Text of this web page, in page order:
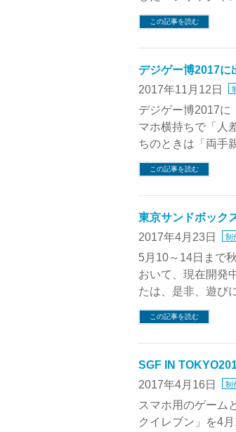
この記事を読む
デジゲー博2017に
2017年11月12日
デジゲー博2017
マホ横持ちで「人
ちのときは「両手
この記事を読む
東京サンドボック
2017年4月23日
制
5月10～14日まで
おいて、現在開発
たは、是非、遊び
この記事を読む
SGF IN
2017年4月16日
制
スマホ用のゲーム
クイレブン」を4